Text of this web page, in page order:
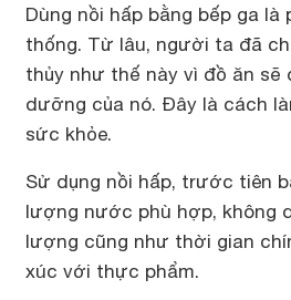
Dùng nồi hấp bằng bếp ga
thống. Từ lâu, người ta đã
thủy như thế này vì đồ ăn
dưỡng của nó. Đây là cách
sức khỏe.
Sử dụng nồi hấp, trước tiên
lượng nước phù hợp, không
lượng cũng như thời gian
xúc với thực phẩm.